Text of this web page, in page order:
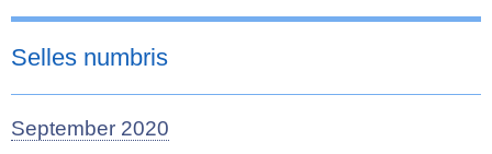
Selles numbris
September 2020